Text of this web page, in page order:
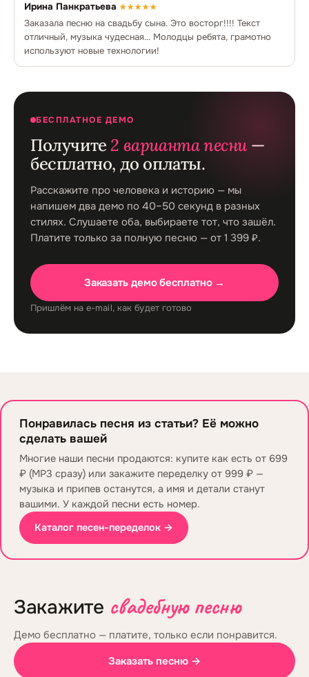
Ирина Панкратьева ★★★★★
Заказала песню на свадьбу сына. Это восторг!!!! Текст
отличный, музыка чудесная... Молодцы ребята, грамотно
используют новые технологии!
БЕСПЛАТНОЕ ДЕМО
Получите2 варианта песни —
бесплатно, до оплаты.
Расскажите про человека и историю — мы
напишем два демо по 40–50 секунд в разных
стилях. Слушаете оба, выбираете тот, что зашёл.
Платите только за полную песню — от 1 399 ₽.
Заказать демо бесплатно →
Пришлём на e-mail, как будет готово
Понравилась песня из статьи? Её можно
сделать вашей
Многие наши песни продаются: купите как есть от 699
₽ (MP3 сразу) или закажите переделку от 999 ₽ —
музыка и припев останутся, а имя и детали станут
вашими. У каждой песни есть номер.
Каталог песен-переделок →
Закажите свадебную песню
Демо бесплатно — платите, только если понравится.
Заказать песню →